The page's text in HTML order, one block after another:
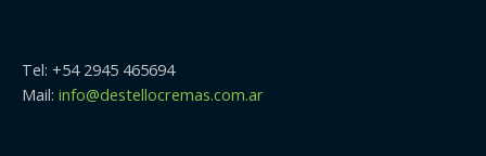
Tel: +54 2945 465694
Mail: info@destellocremas.com.ar